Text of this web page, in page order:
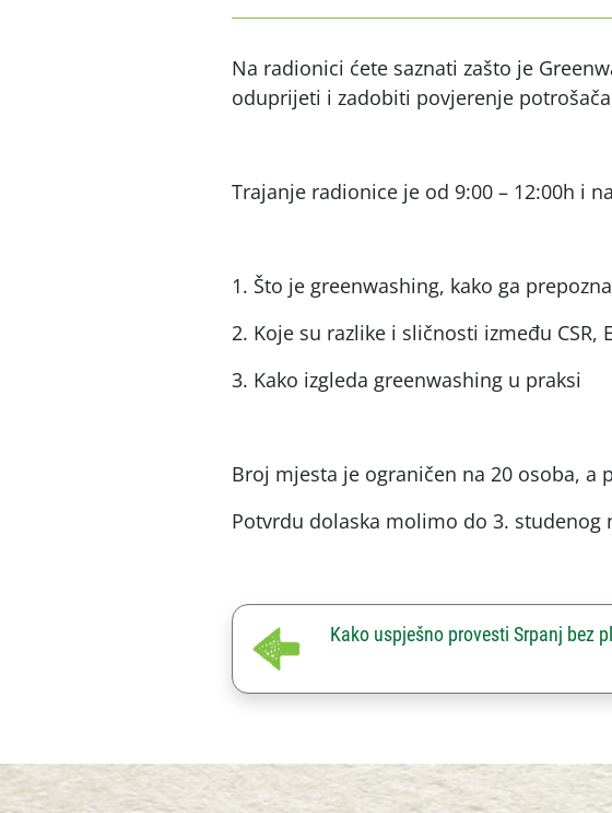
Na radionici ćete saznati zašto je
oduprijeti i zadobiti povjerenje
Trajanje radionice je od 9:00 – 12:00h i
Što je greenwashing, kako ga
Koje su razlike i sličnosti između CSR,
Kako izgleda greenwashing u praksi
Broj mjesta je ograničen na 20 osoba,
Potvrdu dolaska molimo do 3. studenog
Kako uspješno provesti Srpanj bez